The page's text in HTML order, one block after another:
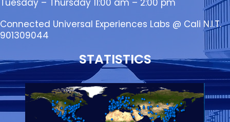
Tuesday – Thursday 11:00 am – 2:00 pm
Connected Universal Experiences Labs @ Cali N.I.T.
901309044
STATISTICS